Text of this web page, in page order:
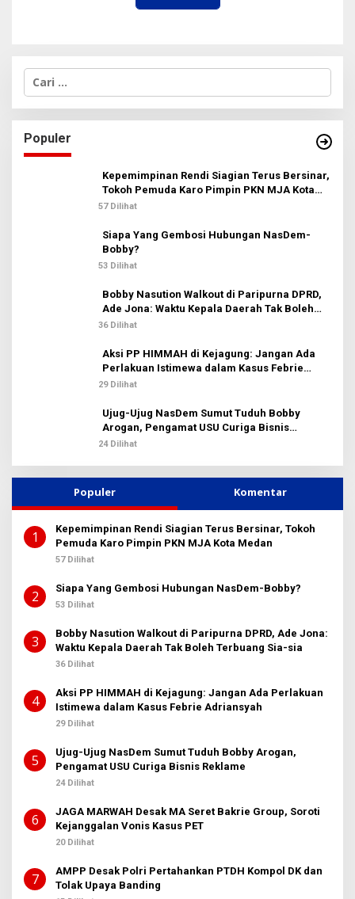
C
i
u
n
t
Populer
Kepemimpinan Rendi Siagian Terus Bersinar,
Tokoh Pemuda Karo Pimpin PKN MJA Kota
Medan
57 Dilihat
Siapa Yang Gembosi Hubungan NasDem-
Bobby?
53 Dilihat
Bobby Nasution Walkout di Paripurna DPRD,
Ade Jona: Waktu Kepala Daerah Tak Boleh
Terbuang Sia-sia
36 Dilihat
Aksi PP HIMMAH di Kejagung: Jangan Ada
Perlakuan Istimewa dalam Kasus Febrie
Adriansyah
29 Dilihat
Ujug-Ujug NasDem Sumut Tuduh Bobby
Arogan, Pengamat USU Curiga Bisnis
Reklame
24 Dilihat
Populer Komentar
1
Kepemimpinan Rendi Siagian Terus Bersinar, Tokoh
Pemuda Karo Pimpin PKN MJA Kota Medan
57 Dilihat
2 Siapa Yang Gembosi Hubungan NasDem-Bobby?
53 Dilihat
3
Bobby Nasution Walkout di Paripurna DPRD, Ade Jona:
Waktu Kepala Daerah Tak Boleh Terbuang Sia-sia
36 Dilihat
4
Aksi PP HIMMAH di Kejagung: Jangan Ada Perlakuan
Istimewa dalam Kasus Febrie Adriansyah
29 Dilihat
5
Ujug-Ujug NasDem Sumut Tuduh Bobby Arogan,
Pengamat USU Curiga Bisnis Reklame
24 Dilihat
6
JAGA MARWAH Desak MA Seret Bakrie Group, Soroti
Kejanggalan Vonis Kasus PET
20 Dilihat
7
AMPP Desak Polri Pertahankan PTDH Kompol DK dan
Tolak Upaya Banding